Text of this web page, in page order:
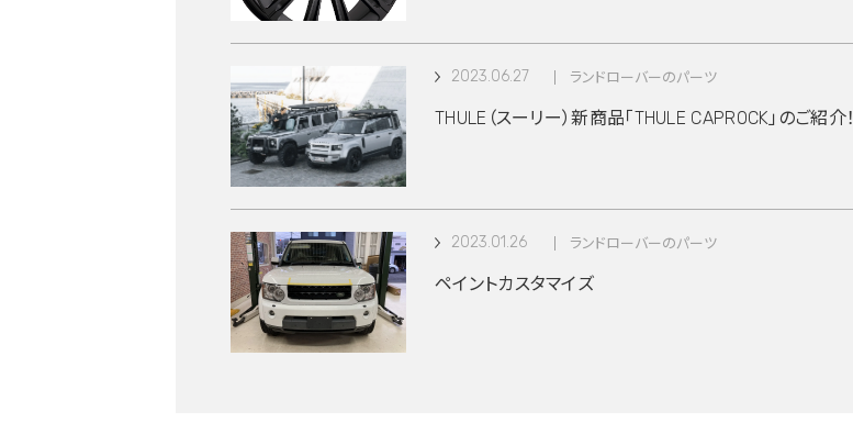
2023.06.27 ランドローバーのパーツ
THULE（スーリー）新商品「THULE CAPROCK」のご紹介！
2023.01.26 ランドローバーのパーツ
ペイントカスタマイズ